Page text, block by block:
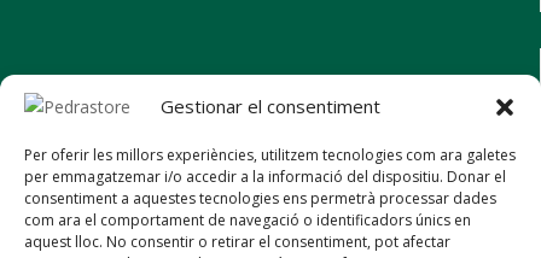
Gestionar el consentiment
Per oferir les millors experiències, utilitzem tecnologies com ara galetes
per emmagatzemar i/o accedir a la informació del dispositiu. Donar el
consentiment a aquestes tecnologies ens permetrà processar dades
com ara el comportament de navegació o identificadors únics en
aquest lloc. No consentir o retirar el consentiment, pot afectar
CÉSPED ARTIFICIAL
GAVIONES
ÁRIDOS BÁSICOS